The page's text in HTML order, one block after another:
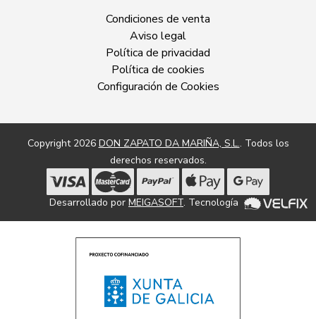
Condiciones de venta
Aviso legal
Política de privacidad
Política de cookies
Configuración de Cookies
Copyright 2026 DON ZAPATO DA MARIÑA, S.L.. Todos los
derechos reservados.
Desarrollado por MEIGASOFT. Tecnología